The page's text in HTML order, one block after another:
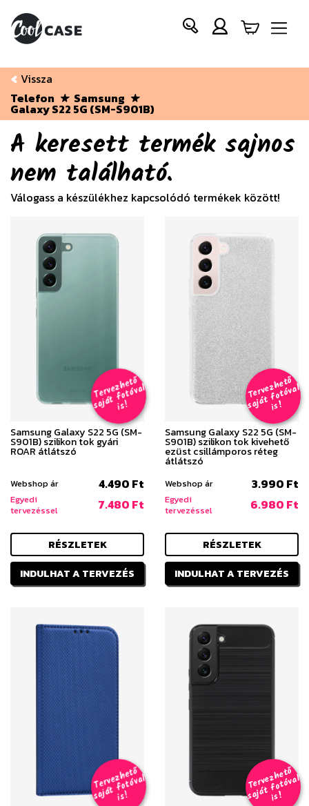
Vissza
Telefon
Samsung
Galaxy S22 5G (SM-S901B)
A keresett termék sajnos
nem található.
Válogass a készülékhez kapcsolódó termékek között!
T
er
v
e
z
h
e
t
ő
s
aj
á
t
f
o
t
ó
v
al
i
s
!
Samsung Galaxy S22 5G (SM-
S901B) szilikon tok gyári
ROAR átlátszó
Webshop ár 4.490 Ft
Egyedi
tervezéssel
7.480 Ft
RÉSZLETEK
INDULHAT A TERVEZÉS
T
er
v
e
z
h
e
t
ő
s
aj
á
t
f
o
t
ó
v
al
i
s
!
Samsung Galaxy S22 5G (SM-
S901B) szilikon tok kivehető
ezüst csillámporos réteg
átlátszó
Webshop ár 3.990 Ft
Egyedi
tervezéssel
6.980 Ft
RÉSZLETEK
INDULHAT A TERVEZÉS
T
er
v
e
z
h
e
t
ő
s
aj
á
t
f
o
t
ó
v
al
i
s
!
T
er
v
e
z
h
e
t
ő
s
aj
á
t
f
o
t
ó
v
al
i
s
!